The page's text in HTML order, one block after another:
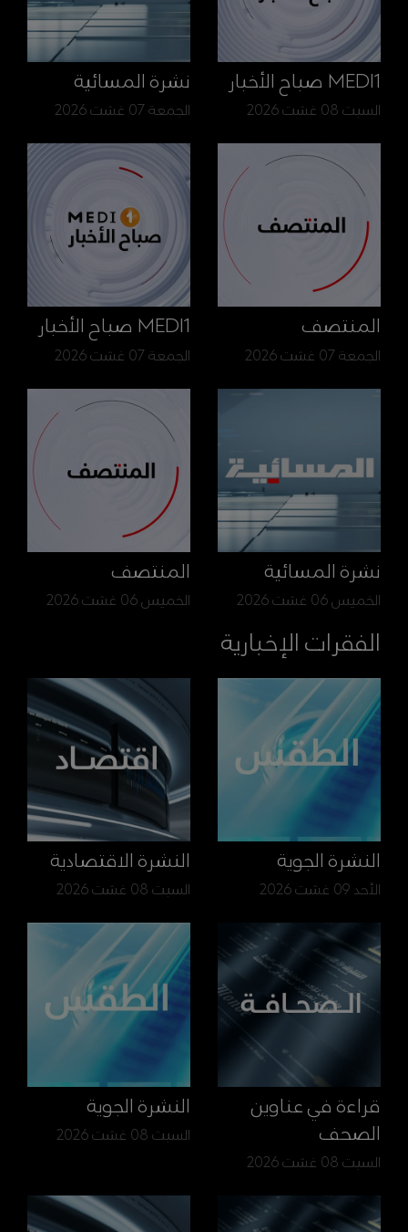
MEDI1 صباح الأخبار
السبت 08 غشت 2026
نشرة المسائية
الجمعة 07 غشت 2026
المنتصف
الجمعة 07 غشت 2026
MEDI1 صباح الأخبار
الجمعة 07 غشت 2026
نشرة المسائية
الخميس 06 غشت 2026
المنتصف
الخميس 06 غشت 2026
الفقرات الإخبارية
النشرة الجوية
الأحد 09 غشت 2026
النشرة الاقتصادية
السبت 08 غشت 2026
قراءة في عناوين
الصحف
السبت 08 غشت 2026
النشرة الجوية
السبت 08 غشت 2026